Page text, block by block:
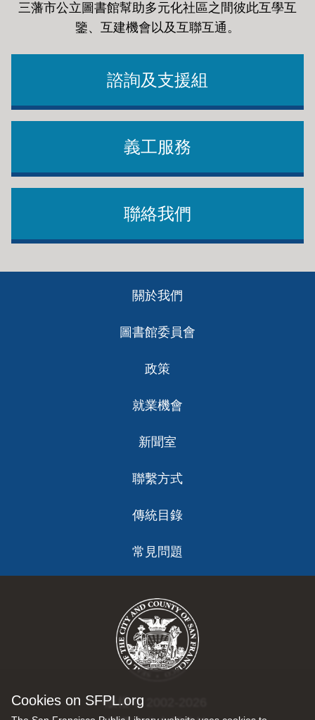
Cookies on SFPL.org
三藩市公立圖書館幫助多元化社區之間彼此互學互
鑒、互建機會以及互聯互通。
諮詢及支援組
義工服務
聯絡我們
關於我們
圖書館委員會
政策
就業機會
新聞室
聯繫方式
傳統目錄
常見問題
版權 © 2002-2026